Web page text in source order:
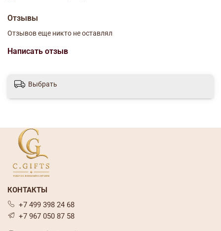
Отзывы
Отзывов еще никто не оставлял
Написать отзыв
Выбрать
КОНТАКТЫ
+7 499 398 24 68
+7 967 050 87 58